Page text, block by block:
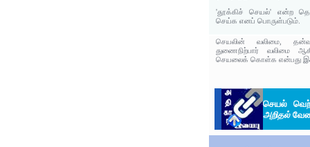
'தூக்கிச் செயல்' என்ற
செய்க எனப் பொருள்படும்.
செயலின் வலிமை,
துணைநிற்பார் வலிமை
செயலைக் கொள்க என்பது
செயல்
அறிதல்